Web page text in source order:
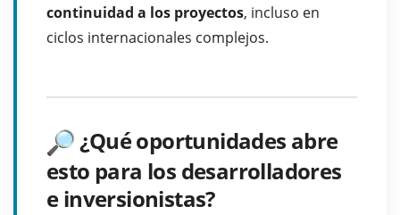
continuidad a los proyectos, incluso en
ciclos internacionales complejos.
¿Qué oportunidades abre
esto para los desarrolladores
e inversionistas?